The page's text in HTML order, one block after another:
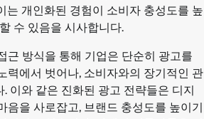
는 개인화된 경험이 소비자 충성도를 높
수 있음을 시사합니다.
근 방식을 통해 기업은 단순히 광고를
력에서 벗어나, 소비자와의 장기적인 관
이와 같은 진화된 광고 전략들은 디지
음을 사로잡고, 브랜드 충성도를 높이기